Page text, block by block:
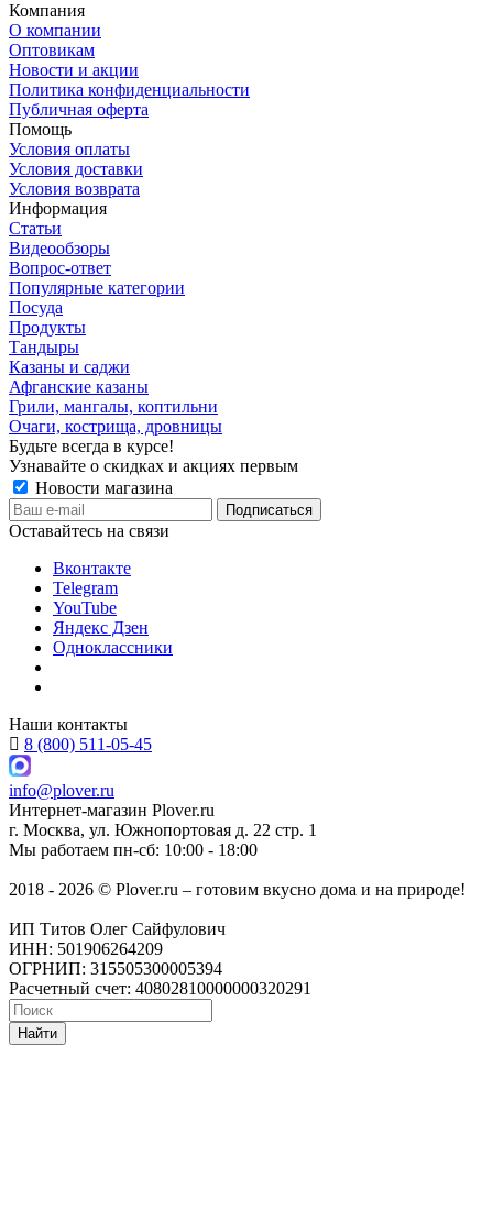
Компания
О компании
Оптовикам
Новости и акции
Политика конфиденциальности
Публичная оферта
Помощь
Условия оплаты
Условия доставки
Условия возврата
Информация
Статьи
Видеообзоры
Вопрос-ответ
Популярные категории
Посуда
Продукты
Тандыры
Казаны и саджи
Афганские казаны
Грили, мангалы, коптильни
Очаги, кострища, дровницы
Будьте всегда в курсе!
Узнавайте о скидках и акциях первым
Новости магазина
Оставайтесь на связи
Вконтакте
Telegram
YouTube
Яндекс Дзен
Одноклассники
Наши контакты
8 (800) 511-05-45
info@plover.ru
Интернет-магазин Plover.ru
г. Москва, ул. Южнопортовая д. 22 стр. 1
Мы работаем пн-сб: 10:00 - 18:00
2018 - 2026 © Plover.ru – готовим вкусно дома и на природе!
ИП Титов Олег Сайфулович
ИНН: 501906264209
ОГРНИП: 315505300005394
Расчетный счет: 40802810000000320291
Найти